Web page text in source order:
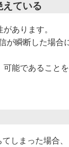
えている
あります。
が瞬断した場
能であること
しまった場合、